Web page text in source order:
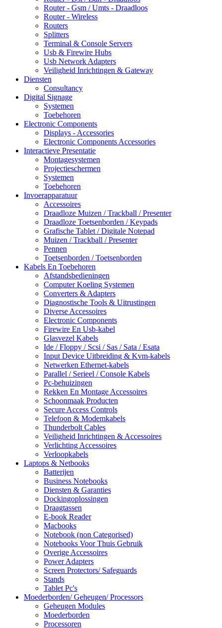
Router - Gsm / Umts - Draadloos
Router - Wireless
Routers
Splitters
Terminal & Console Servers
Usb & Firewire Hubs
Usb Network Adapters
Veiligheid Inrichtingen & Gateway
Diensten
Consultancy
Digital Signage
Systemen
Toebehoren
Electronic Components
Displays - Accessories
Electronic Components Accessories
Interactieve Presentatie
Montagesystemen
Projectieschermen
Systemen
Toebehoren
Invoerapparatuur
Accessoires
Draadloze Muizen / Trackball / Presenter
Draadloze Toetsenborden / Keypads
Grafische Tablet / Digitale Notepad
Muizen / Trackball / Presenter
Pennen
Toetsenborden / Toetsenborden
Kabels En Toebehoren
Afstandsbedieningen
Computer Koeling Systemen
Converters & Adapters
Diagnostische Tools & Uitrustingen
Diverse Accessoires
Electronic Components
Firewire En Usb-kabel
Glasvezel Kabels
Ide / Floppy / Scsi / Sas / Sata / Esata
Input Device Uitbreiding & Kvm-kabels
Netwerken Ethernet-kabels
Parallel / Serieel / Console Kabels
Pc-behuizingen
Rekken En Montage Accessoires
Schoonmaak Producten
Secure Access Controls
Telefoon & Modemkabels
Thunderbolt Cables
Veiligheid Inrichtingen & Accessoires
Verlichting Accessoires
Verloopkabels
Laptops & Netbooks
Batterijen
Business Notebooks
Diensten & Garanties
Dockingoplossingen
Draagtassen
E-book Reader
Macbooks
Notebook (non Categorised)
Notebooks Voor Thuis Gebruik
Overige Accessoires
Power Adapters
Screen Protectors/ Safeguards
Stands
Tablet Pc's
Moederborden/ Geheugen/ Processors
Geheugen Modules
Moederborden
Processoren